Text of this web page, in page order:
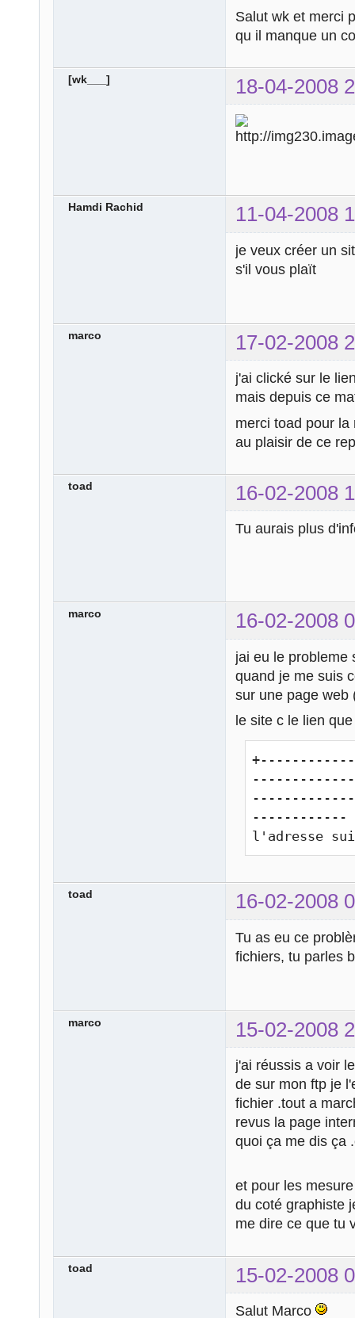
Salut wk et merci
qu il manque un
[wk___] 18-04-2008
Hamdi Rachid 11-04-2008
je veux créer un
s'il vous plaït
marco 17-02-2008
j'ai clické sur le
mais depuis ce
merci toad pour
au plaisir de ce
toad 16-02-2008
Tu aurais plus
marco 16-02-2008
jai eu le probleme
quand je me suis
sur une page web
le site c le lien
------------
l'adresse
toad 16-02-2008
Tu as eu ce
fichiers, tu parles
marco 15-02-2008
j'ai réussis a voir
de sur mon ftp je
fichier .tout a
revus la page
quoi ça me dis ça
et pour les
du coté graphiste
me dire ce que tu
toad 15-02-2008
Salut Marco